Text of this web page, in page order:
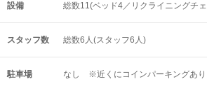
設備 総数11(ベッド4／リクライニングチ
スタッフ数 総数6人(スタッフ6人)
駐車場 なし ※近くにコインパーキングあり